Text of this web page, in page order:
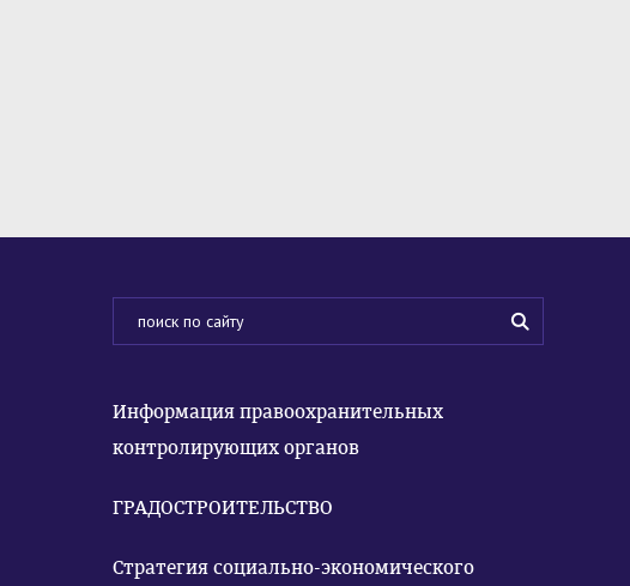
Информация правоохранительных
контролирующих органов
ГРАДОСТРОИТЕЛЬСТВО
Стратегия социально-экономического